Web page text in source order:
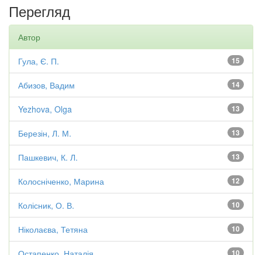
Перегляд
Автор
15
Гула, Є. П.
14
Абизов, Вадим
13
Yezhova, Olga
13
Березін, Л. М.
13
Пашкевич, К. Л.
12
Колосніченко, Марина
10
Колісник, О. В.
10
Ніколаєва, Тетяна
10